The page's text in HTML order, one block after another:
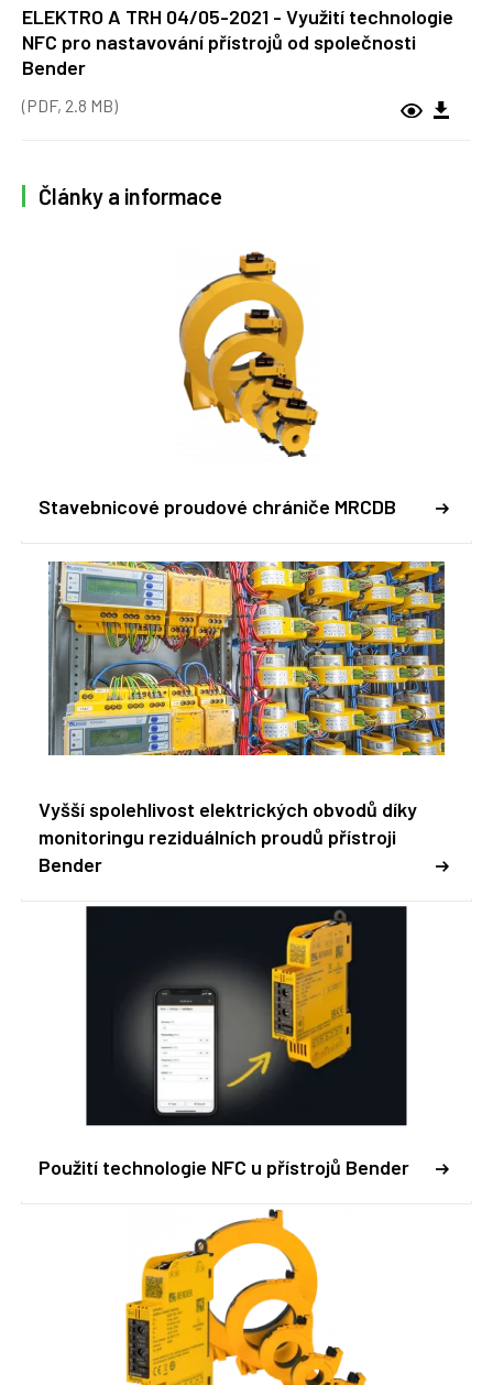
ELEKTRO A TRH 04/05-2021 - Využití technologie
NFC pro nastavování přístrojů od společnosti
Bender
(PDF, 2.8 MB)
Články a informace
Stavebnicové proudové chrániče MRCDB
Vyšší spolehlivost elektrických obvodů díky
monitoringu reziduálních proudů přístroji
Bender
Použití technologie NFC u přístrojů Bender